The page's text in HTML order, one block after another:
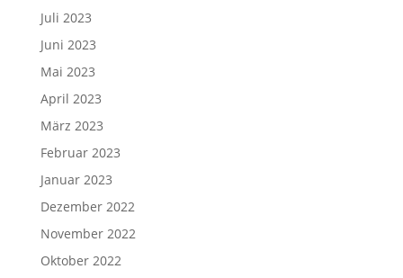
Juli 2023
Juni 2023
Mai 2023
April 2023
März 2023
Februar 2023
Januar 2023
Dezember 2022
November 2022
Oktober 2022